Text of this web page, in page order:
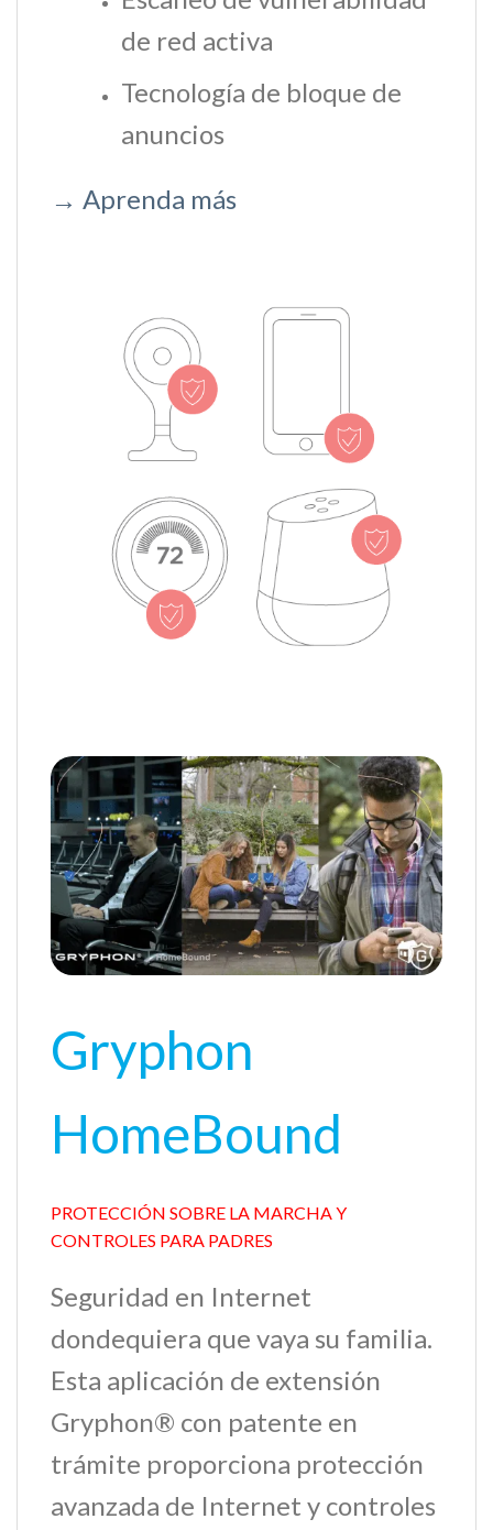
de red activa
Tecnología de bloque de
anuncios
→ Aprenda más
Gryphon
HomeBound
PROTECCIÓN SOBRE LA MARCHA Y
CONTROLES PARA PADRES
Seguridad en Internet
dondequiera que vaya su familia.
Esta aplicación de extensión
Gryphon® con patente en
trámite proporciona protección
avanzada de Internet y controles